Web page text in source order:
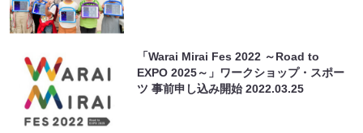
「Warai Mirai Fes 2022 ～Road to
EXPO 2025～」ワークショップ・スポー
ツ 事前申し込み開始2022.03.25